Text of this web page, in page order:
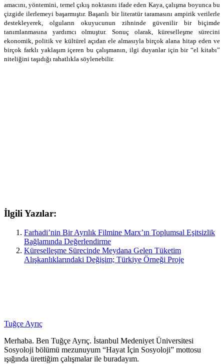
amacını, yöntemini, temel çıkış noktasını ifade eden Kaya, çalışma boyunca bu
çizgide ilerlemeyi başarmıştır. Başarılı bir literatür taramasını ampirik verilerle
destekleyerek, olguların okuyucunun zihninde güvenilir bir biçimde
tanımlanmasına yardımcı olmuştur. Sonuç olarak, küreselleşme sürecini
ekonomik, politik ve kültürel açıdan ele almasıyla birçok alana hitap eden ve
birçok farklı yaklaşım içeren bu çalışmanın, ilgi duyanlar için bir “el kitabı”
niteliğini taşıdığı rahatlıkla söylenebilir.
İlgili Yazılar:
Farhadi’nin Bir Ayrılık Filmine Marx’ın Toplumsal Eşitsizlik
Bağlamında Değerlendirme
Küreselleşme Sürecinde Meydana Gelen Tüketim
Alışkanlıklarındaki Değişim; Türkiye Örneği Proje
Tuğçe Ayrıç
Merhaba. Ben Tuğçe Ayrıç. İstanbul Medeniyet Üniversitesi
Sosyoloji bölümü mezunuyum “Hayat İçin Sosyoloji” mottosu
ışığında ürettiğim çalışmalar ile buradayım.